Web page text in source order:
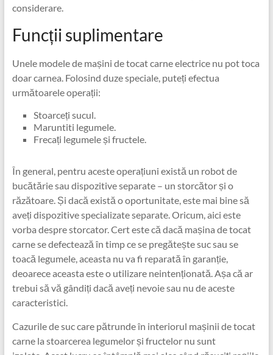
considerare.
Funcții suplimentare
Unele modele de mașini de tocat carne electrice nu pot toca
doar carnea. Folosind duze speciale, puteți efectua
următoarele operații:
Stoarceți sucul.
Maruntiti legumele.
Frecați legumele și fructele.
În general, pentru aceste operațiuni există un robot de
bucătărie sau dispozitive separate – un storcător și o
răzătoare. Și dacă există o oportunitate, este mai bine să
aveți dispozitive specializate separate. Oricum, aici este
vorba despre storcator. Cert este că dacă mașina de tocat
carne se defectează în timp ce se pregătește suc sau se
toacă legumele, aceasta nu va fi reparată în garanție,
deoarece aceasta este o utilizare neintenționată. Așa că ar
trebui să vă gândiți dacă aveți nevoie sau nu de aceste
caracteristici.
Cazurile de suc care pătrunde în interiorul mașinii de tocat
carne la stoarcerea legumelor și fructelor nu sunt